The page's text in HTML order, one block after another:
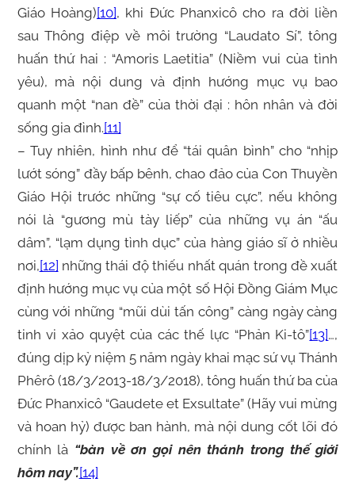
Giáo Hoàng)[10], khi Đức Phanxicô cho ra đời liền
sau Thông điệp về môi trường “Laudato Sí”, tông
huấn thứ hai : “Amoris Laetitia” (Niềm vui của tình
yêu), mà nội dung và định hướng mục vụ bao
quanh một “nan đề” của thời đại : hôn nhân và đời
sống gia đình.[11]
– Tuy nhiên, hình như để “tái quân bình” cho “nhịp
lướt sóng” đầy bấp bênh, chao đảo của Con Thuyền
Giáo Hội trước những “sự cố tiêu cực”, nếu không
nói là “gương mù tày liếp” của những vụ án “ấu
dâm”, “lạm dụng tình dục” của hàng giáo sĩ ở nhiều
nơi,[12] những thái độ thiếu nhất quán trong đề xuất
định hướng mục vụ của một số Hội Đồng Giám Mục
cùng với những “mũi dùi tấn công” càng ngày càng
tinh vi xảo quyệt của các thế lực “Phản Ki-tô”[13]…,
đúng dịp kỷ niệm 5 năm ngày khai mạc sứ vụ Thánh
Phêrô (18/3/2013-18/3/2018), tông huấn thứ ba của
Đức Phanxicô “Gaudete et Exsultate” (Hãy vui mừng
và hoan hỷ) được ban hành, mà nội dung cốt lõi đó
chính là “bàn về ơn gọi nên thánh trong thế giới
hôm nay”.[14]